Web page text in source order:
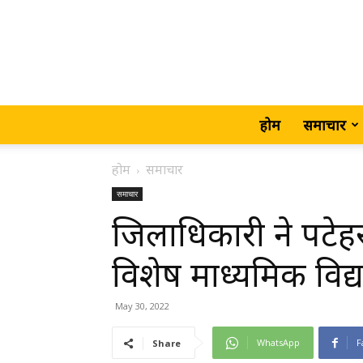
होम समाचार
होम समाचार
समाचार
जिलाधिकारी ने
विशेष माध्यमिक
May 30, 2022
Share WhatsApp